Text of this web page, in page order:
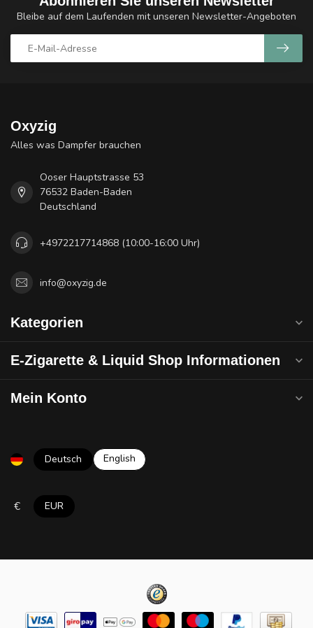
Bleibe auf dem Laufenden mit unseren Newsletter-Angeboten
Oxyzig
Alles was Dampfer brauchen
Ooser Hauptstrasse 53
76532 Baden-Baden
Deutschland
+4972217714868 (10:00-16:00 Uhr)
info@oxyzig.de
Kategorien
E-Zigarette & Liquid Shop Informationen
Mein Konto
Deutsch English
€ EUR